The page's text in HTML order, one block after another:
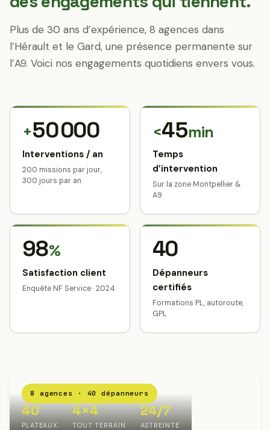
Plus de 30 ans d’expérience, 8 agences dans
l’Hérault et le Gard, une présence permanente sur
l’A9. Voici nos engagements quotidiens envers vous.
+50 000
Interventions / an
200 missions par jour,
300 jours par an
<45min
Temps
d’intervention
Sur la zone Montpellier &
A9
98%
Satisfaction client
Enquête NF Service · 2024
40
Dépanneurs
certifiés
Formations PL, autoroute,
GPL
8 agences · 40 dépanneurs
40
PLATEAUX
4×4
TOUT TERRAIN
24/7
ASTREINTE